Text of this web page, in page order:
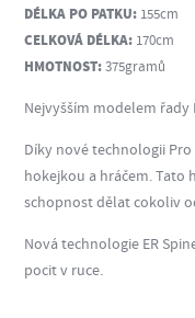
DÉLKA PO PATKU: 155cm
CELKOVÁ DÉLKA: 170cm
HMOTNOST:375gramů
Nejvyšším modelem řady
Díky nové technologii
hokejkou a hráčem. Tato
schopnost dělat cokoliv
Nová technologie ER
pocit v ruce.